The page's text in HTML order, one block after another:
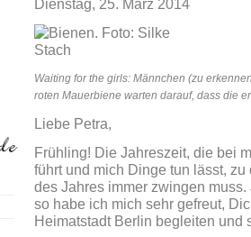
Dienstag, 25. März 2014
Waiting for the girls: Männchen (zu
roten Mauerbiene warten darauf, dass die
Liebe Petra,
Frühling! Die Jahreszeit, die bei
führt und mich Dinge tun lässt,
des Jahres immer zwingen
so habe ich mich sehr gefreut,
Heimatstadt Berlin begleiten und